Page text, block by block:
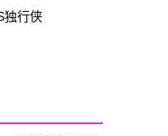
独行侠